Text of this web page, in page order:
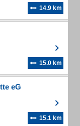
14.9 km
15.0 km
eG
15.1 km